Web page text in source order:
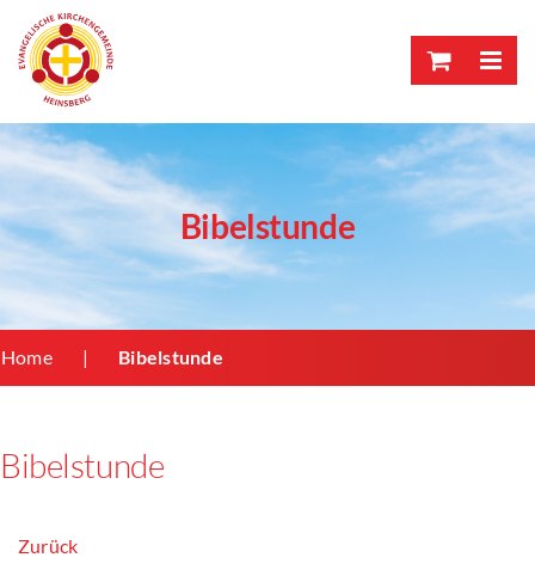
content
Bibelstunde
Home Bibelstunde
Bibelstunde
Zurück